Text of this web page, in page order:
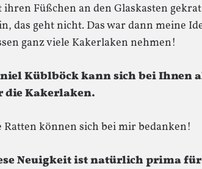
ihren Füßchen an den Glaskasten
das geht nicht. Das war dann meine
ganz viele Kakerlaken nehmen!
Küblböck kann sich bei Ihnen
die Kakerlaken.
Ratten können sich bei mir bedanken!
Neuigkeit ist natürlich prima